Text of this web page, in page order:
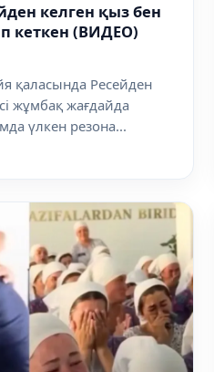
келген қыз бен
кеткен (ВИДЕО)
қаласында Ресейден
жұмбақ жағдайда
үлкен резона...